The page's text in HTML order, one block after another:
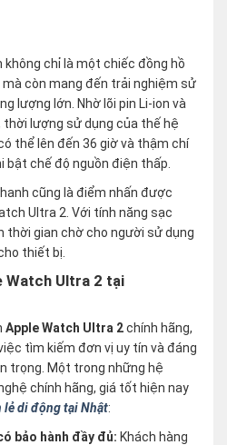
chỉ là một chiếc đồng hồ
còn mang đến trải nghiệm sử
lượng lớn. Nhờ lõi pin Li-ion và
lượng sử dụng của thế hệ
thể lên đến 36 giờ và thậm chí
bật chế độ nguồn điện thấp.
cũng là điểm nhấn được
Ultra 2. Với tính năng sạc
thời gian chờ cho người sử dụng
thiết bị.
Watch Ultra 2 tại
Apple Watch Ultra 2chính hãng,
tìm kiếm đơn vị uy tín và đáng
trọng. Một trong những hệ
chính hãng, giá tốt hiện nay
lẻ di động tại Nhật:
bảo hành đầy đủ: Khách hàng